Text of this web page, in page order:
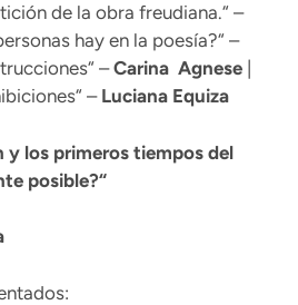
de la obra freudiana.“ –
hay en la poesía?“ –
–Carina Agnese
– Luciana Equiza
y los primeros tiempos del
posible?“